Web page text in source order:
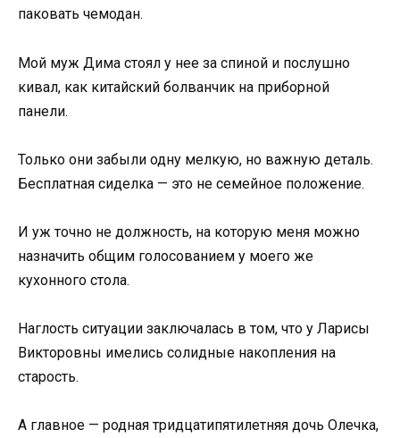
паковать чемодан.
Мой муж Дима стоял у нее за спиной и послушно
кивал, как китайский болванчик на приборной
панели.
Только они забыли одну мелкую, но важную деталь.
Бесплатная сиделка — это не семейное положение.
И уж точно не должность, на которую меня можно
назначить общим голосованием у моего же
кухонного стола.
Наглость ситуации заключалась в том, что у Ларисы
Викторовны имелись солидные накопления на
старость.
А главное — родная тридцатипятилетняя дочь Олечка,